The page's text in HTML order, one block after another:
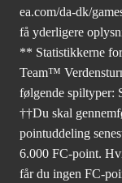
ea.com/da-dk/
få yderligere
** Statistikkerne
Team™
følgende spiltyper:
††Du skal
pointuddeling
6.000 FC-point.
får du ingen FC-